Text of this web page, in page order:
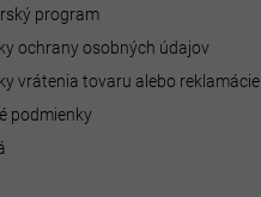
program
ochrany osobných údajov
vrátenia tovaru alebo reklamácie
podmienky